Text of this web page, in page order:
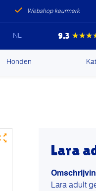
Webshop keurmerk
NL 9.3
Honden
Lara
Lara adult